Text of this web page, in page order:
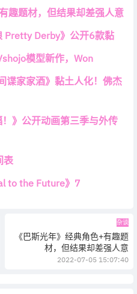
趣题材，但结果却差强人意
Pretty Derby》公开6款黏
模型新作，Won
谍家家酒》黏土人化！佛杰
！》公开动画第三季与外传
表
to the Future》7
杂谈
《巴斯光年》经典角色+有趣题
材，但结果却差强人意
2022-07-05 15:07:40